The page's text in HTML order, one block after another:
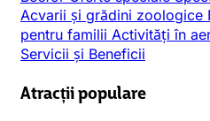
Acvarii și grădini zoologice
pentru familii Activități în
Servicii și Beneficii
Atracții populare